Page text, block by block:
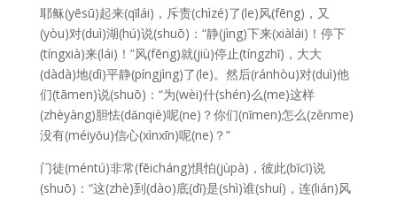
耶稣(yēsū)起来(qǐlái)，斥责(chìzé)了(le)风(fēng)，又
(yòu)对(duì)湖(hú)说(shuō)：“静(jìng)下来(xiàlái)！停下
(tíngxià)来(lái)！”风(fēng)就(jiù)停止(tíngzhǐ)，大大
(dàdà)地(dì)平静(píngjìng)了(le)。然后(ránhòu)对(duì)他
们(tāmen)说(shuō)：“为(wèi)什(shén)么(me)这样
(zhèyàng)胆怯(dǎnqiè)呢(ne)？你们(nǐmen)怎么(zěnme)
没有(méiyǒu)信心(xìnxīn)呢(ne)？”
门徒(méntú)非常(fēicháng)惧怕(jùpà)，彼此(bǐcǐ)说
(shuō)：“这(zhè)到(dào)底(dǐ)是(shì)谁(shuí)，连(lián)风